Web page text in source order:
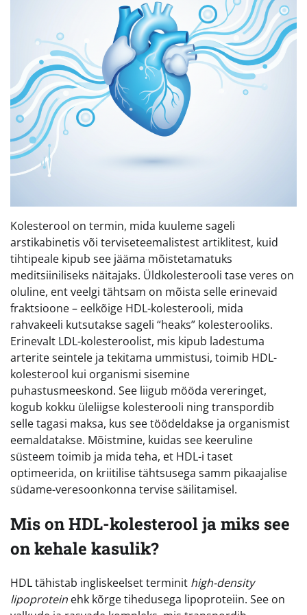
Kolesterool on termin, mida kuuleme sageli
arstikabinetis või terviseteemalistest artiklitest, kuid
tihtipeale kipub see jääma mõistetamatuks
meditsiiniliseks näitajaks. Üldkolesterooli tase veres on
oluline, ent veelgi tähtsam on mõista selle erinevaid
fraktsioone – eelkõige HDL-kolesterooli, mida
rahvakeeli kutsutakse sageli “heaks” kolesterooliks.
Erinevalt LDL-kolesteroolist, mis kipub ladestuma
arterite seintele ja tekitama ummistusi, toimib HDL-
kolesterool kui organismi sisemine
puhastusmeeskond. See liigub mööda vereringet,
kogub kokku üleliigse kolesterooli ning transpordib
selle tagasi maksa, kus see töödeldakse ja organismist
eemaldatakse. Mõistmine, kuidas see keeruline
süsteem toimib ja mida teha, et HDL-i taset
optimeerida, on kriitilise tähtsusega samm pikaajalise
südame-veresoonkonna tervise säilitamisel.
Mis on HDL-kolesterool ja miks see
on kehale kasulik?
HDL tähistab ingliskeelset terminit high-density
lipoprotein ehk kõrge tihedusega lipoproteiin. See on